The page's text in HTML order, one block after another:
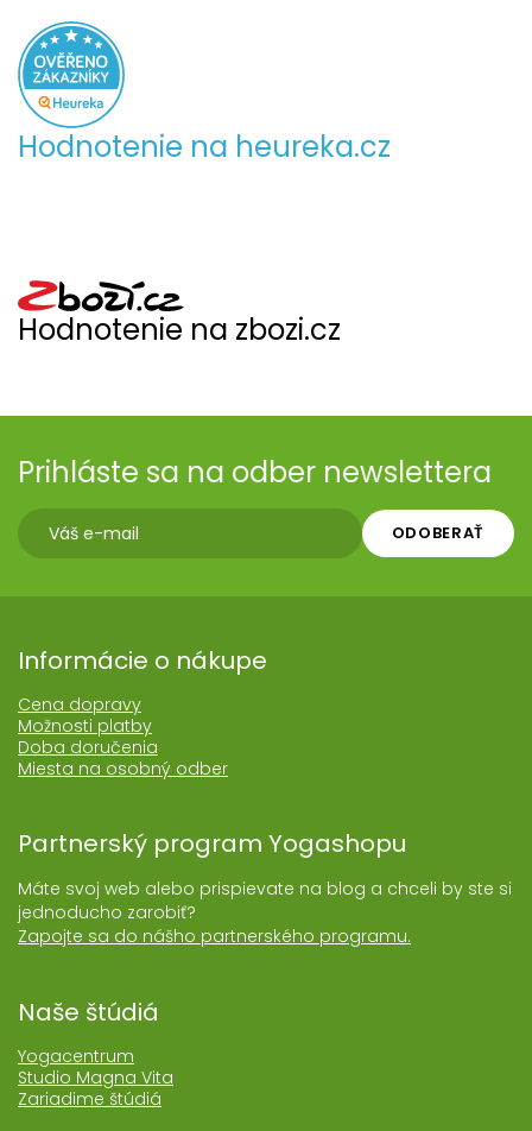
Hodnotenie na heureka.cz
Hodnotenie na zbozi.cz
Prihláste sa na odber newslettera
ODOBERAŤ
Informácie o nákupe
Cena dopravy
Možnosti platby
Doba doručenia
Miesta na osobný odber
Partnerský program Yogashopu
Máte svoj web alebo prispievate na blog a chceli by ste si
jednoducho zarobiť?
Zapojte sa do nášho partnerského programu.
Naše štúdiá
Yogacentrum
Studio Magna Vita
Zariadime štúdiá